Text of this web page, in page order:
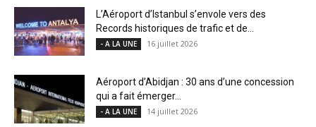
L’Aéroport d’Istanbul s’envole vers des
Records historiques de trafic et de...
- A LA UNE 16 juillet 2026
Aéroport d’Abidjan : 30 ans d’une concession
qui a fait émerger...
- A LA UNE 14 juillet 2026